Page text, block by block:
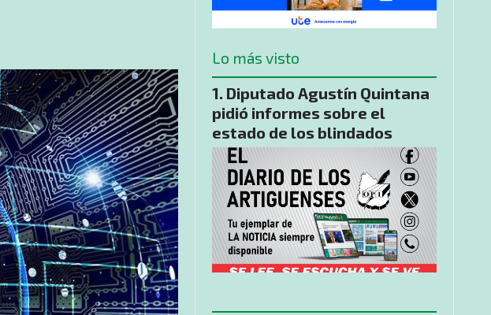
Lo más visto
Diputado Agustín Quintana
pidió informes sobre el
estado de los blindados